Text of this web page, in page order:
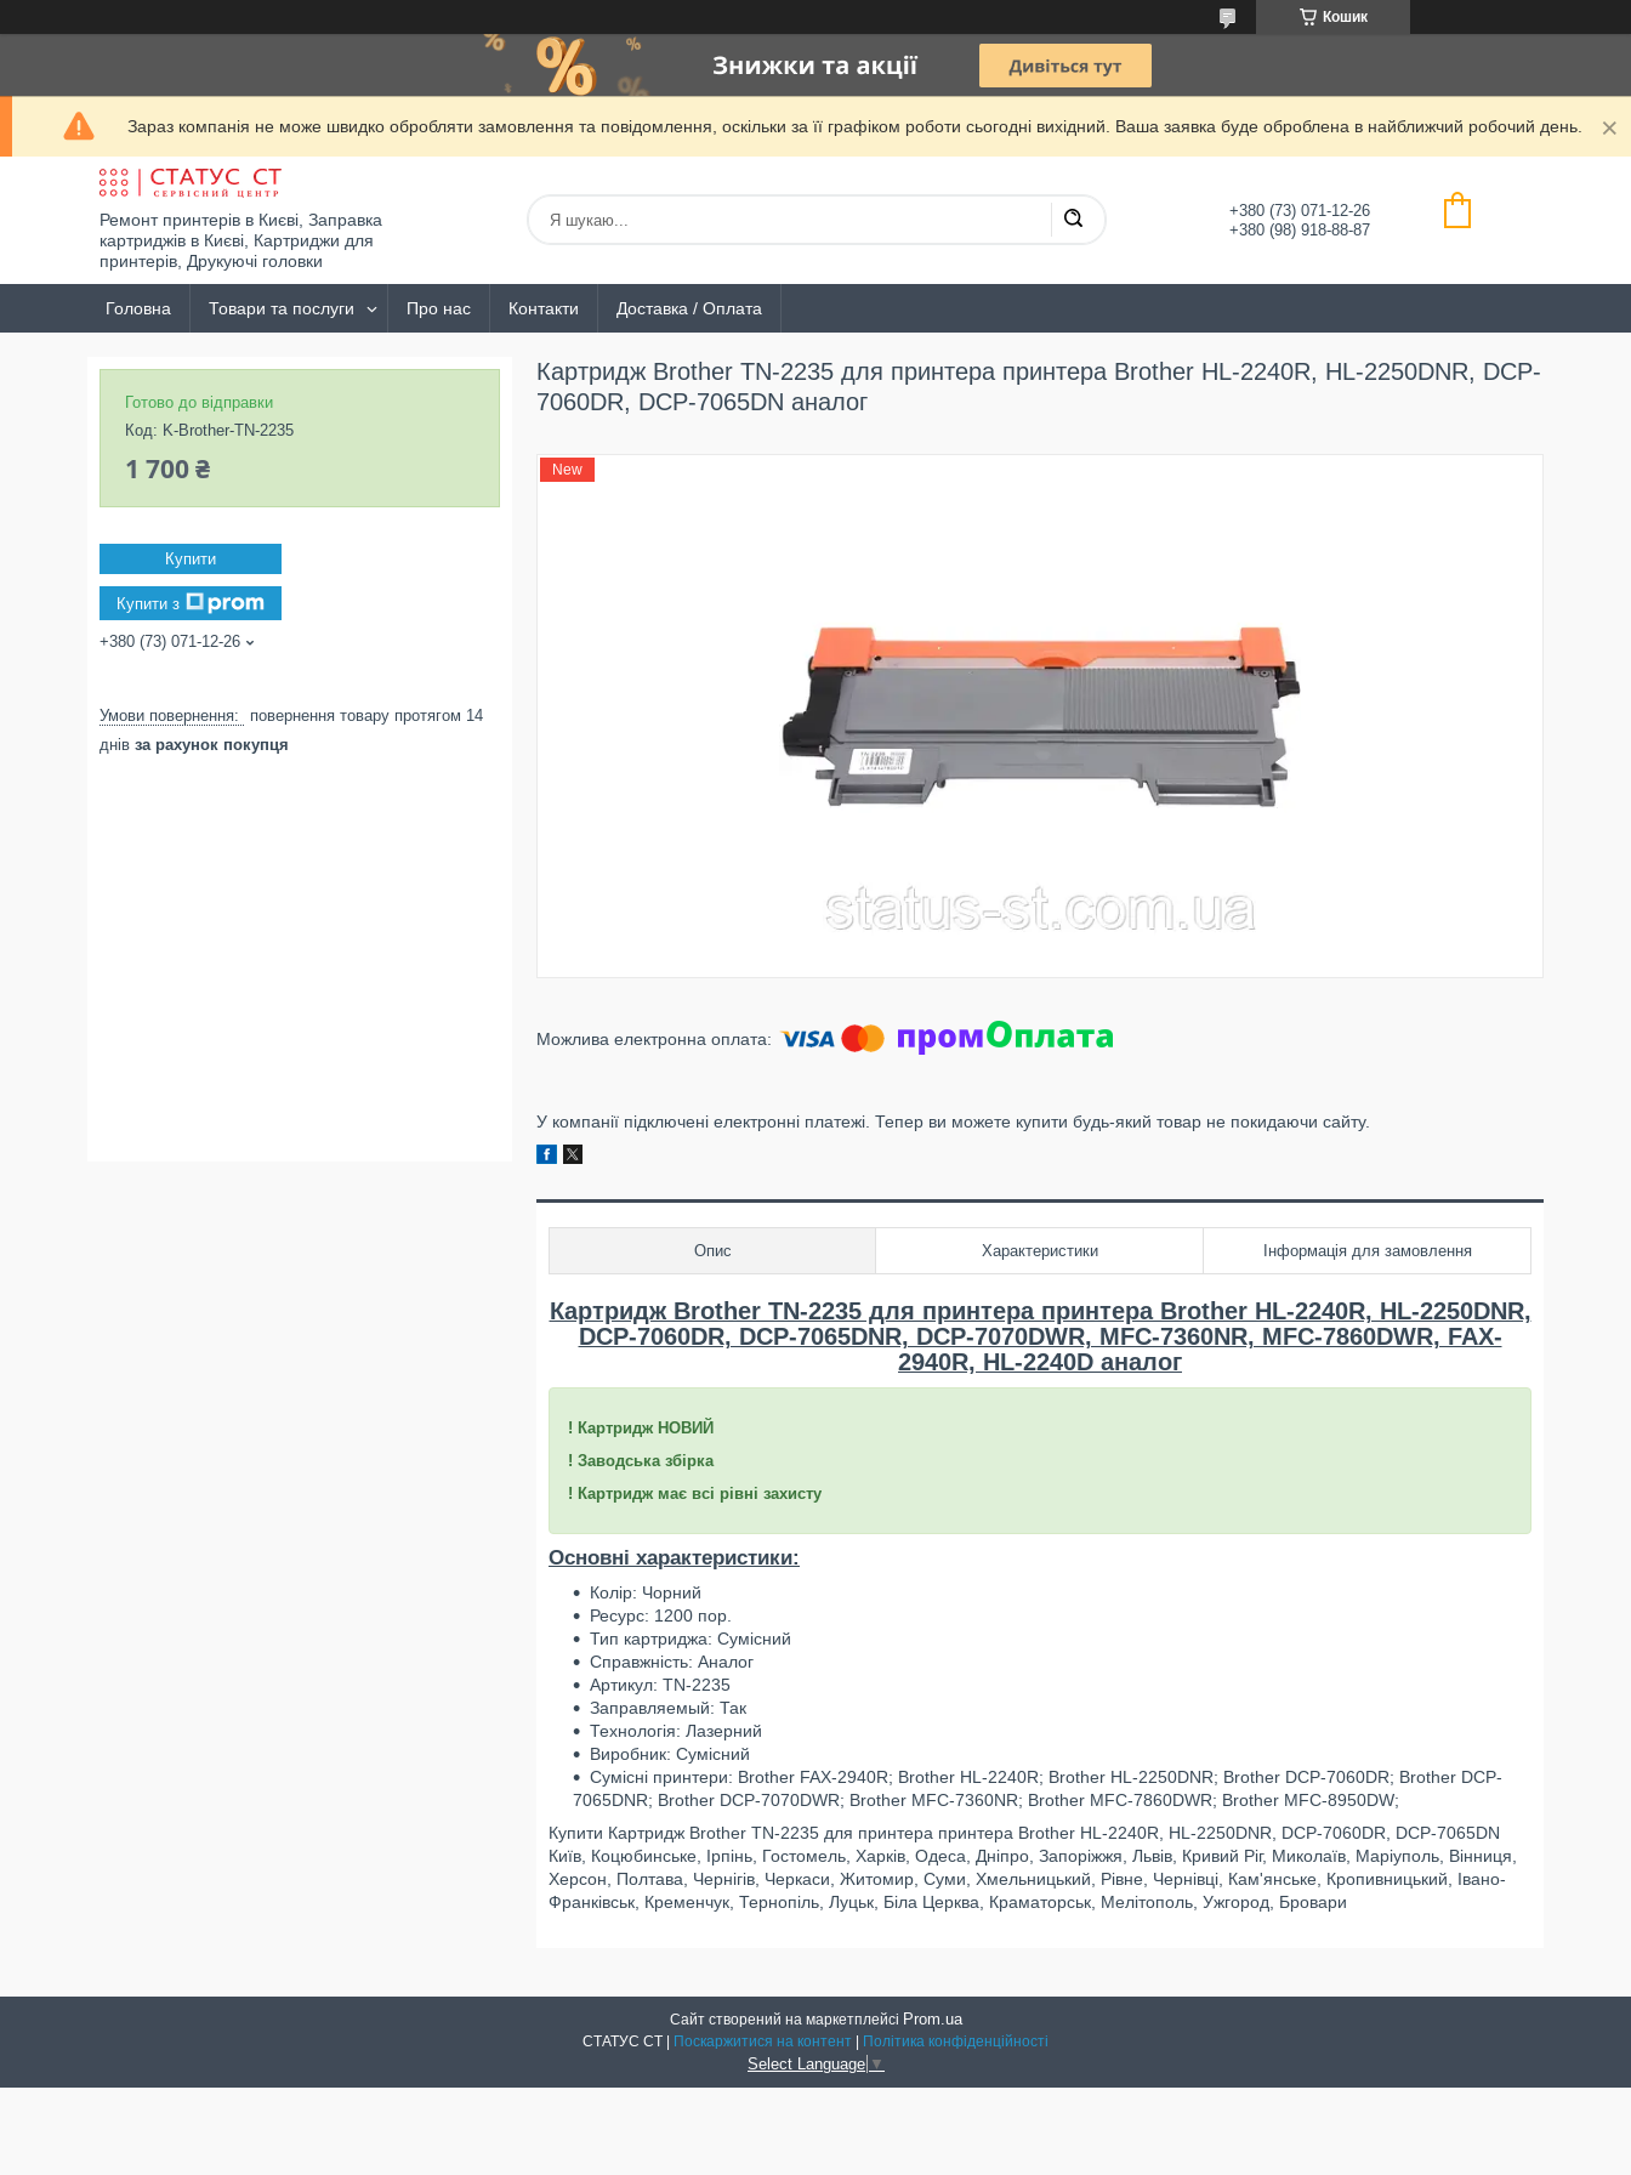
Кошик
Зараз компанія не може швидко обробляти замовлення та повідомлення, оскільки за її графіком роботи сьогодні вихідний. Ваша заявка буде оброблена в найближчий робочий день.
Ремонт принтерів в Києві, Заправка
картриджів в Києві, Картриджи для
принтерів, Друкуючі головки
+380 (73) 071-12-26
+380 (98) 918-88-87
Головна Товари та послуги Про нас Контакти Доставка / Оплата
Картридж Brother TN-2235 для принтера принтера Brother HL-2240R, HL-2250DNR, DCP-
7060DR, DCP-7065DN аналог
New
У компанії підключені електронні платежі. Тепер ви можете купити будь-який товар не покидаючи сайту.
Опис Характеристики Інформація для замовлення
Картридж Brother TN-2235 для принтера принтера Brother HL-2240R, HL-2250DNR,
DCP-7060DR, DCP-7065DNR, DCP-7070DWR, MFC-7360NR, MFC-7860DWR, FAX-
2940R, HL-2240D аналог
! Картридж НОВИЙ
! Заводська збірка
! Картридж має всі рівні захисту
Основні характеристики:
Колір: Чорний
Ресурс: 1200 пор.
Тип картриджа: Сумісний
Справжність: Аналог
Артикул: TN-2235
Заправляемый: Так
Технологія: Лазерний
Виробник: Сумісний
Сумісні принтери: Brother FAX-2940R; Brother HL-2240R; Brother HL-2250DNR; Brother DCP-7060DR; Brother DCP-
7065DNR; Brother DCP-7070DWR; Brother MFC-7360NR; Brother MFC-7860DWR; Brother MFC-8950DW;
Купити Картридж Brother TN-2235 для принтера принтера Brother HL-2240R, HL-2250DNR, DCP-7060DR, DCP-7065DN
Київ, Коцюбинське, Ірпінь, Гостомель, Харків, Одеса, Дніпро, Запоріжжя, Львів, Кривий Ріг, Миколаїв, Маріуполь, Вінниця,
Херсон, Полтава, Чернігів, Черкаси, Житомир, Суми, Хмельницький, Рівне, Чернівці, Кам'янське, Кропивницький, Івано-
Франківськ, Кременчук, Тернопіль, Луцьк, Біла Церква, Краматорськ, Мелітополь, Ужгород, Бровари
Готово до відправки
Код: K-Brother-TN-2235
1 700 ₴
Купити
Купити з
+380 (73) 071-12-26
повернення товару протягом 14
днів за рахунок покупця
Сайт створений на маркетплейсі Prom.ua
Поскаржитися на контент Політика конфіденційності
Select Language ▼